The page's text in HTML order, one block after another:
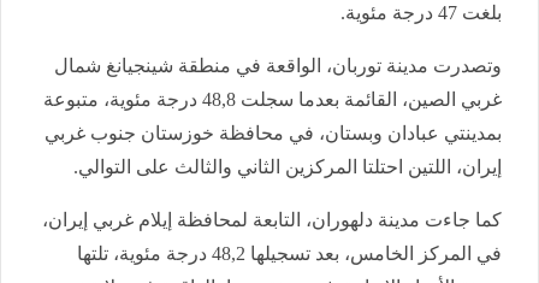
بلغت 47 درجة مئوية.
وتصدرت مدينة توربان، الواقعة في منطقة شينجيانغ شمال
غربي الصين، القائمة بعدما سجلت 48,8 درجة مئوية، متبوعة
بمدينتي عبادان وبستان، في محافظة خوزستان جنوب غربي
إيران، اللتين احتلتا المركزين الثاني والثالث على التوالي.
كما جاءت مدينة دلهوران، التابعة لمحافظة إيلام غربي إيران،
في المركز الخامس، بعد تسجيلها 48,2 درجة مئوية، تلتها